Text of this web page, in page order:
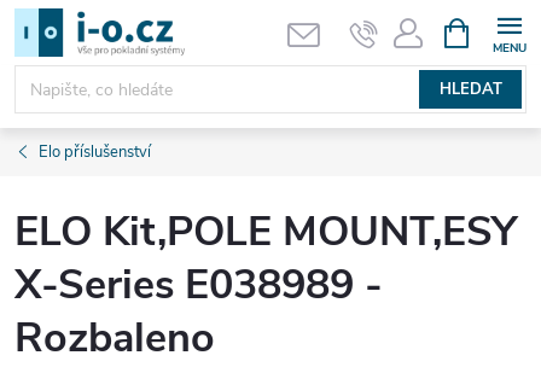
Přejít
obsah
HLEDAT
NÁKUPNÍ
KOŠÍK
Elo příslušenství
ELO Kit,POLE MOUNT,ESY
X-Series E038989 -
Rozbaleno